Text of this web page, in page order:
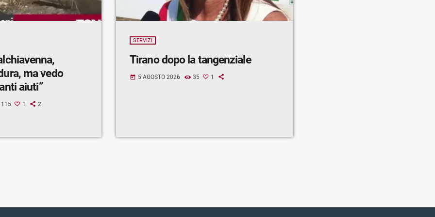
ma vedo
aiuti”
115 1 2
SERVIZI
Tirano dopo la tangenziale
today 5 AGOSTO 2026 35 1